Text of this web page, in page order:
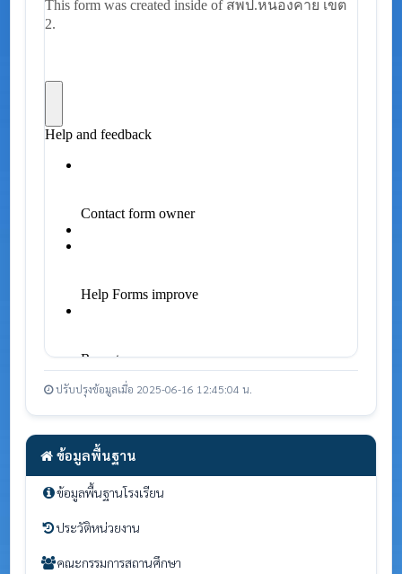
ข้อมูลพื้นฐาน
ข้อมูลพื้นฐานโรงเรียน
ประวัติหน่วยงาน
คณะกรรมการสถานศึกษา
ปรับปรุงข้อมูลเมื่อ 2025-06-16 12:45:04 น.